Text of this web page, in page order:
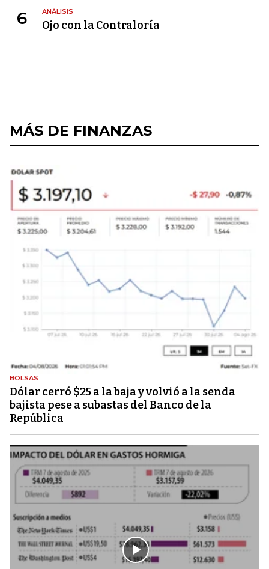
6 ANÁLISIS
Ojo con la Contraloría
MÁS DE FINANZAS
BOLSAS
Dólar cerró $25 a la baja y volvió a la senda
bajista pese a subastas del Banco de la
República